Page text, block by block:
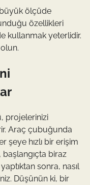
ölçüde
özellikleri
kullanmak yeterlidir.
projelerinizi
Araç çubuğunda
şeye hızlı bir erişim
başlangıçta biraz
sonra, nasıl
Düşünün ki, bir